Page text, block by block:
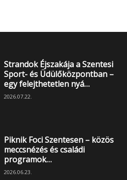
Strandok Éjszakája a Szentesi
Sport- és Üdülőközpontban –
egy felejthetetlen nyá…
2026.07.22.
Piknik Foci Szentesen – közös
meccsnézés és családi
programok…
2026.06.23.